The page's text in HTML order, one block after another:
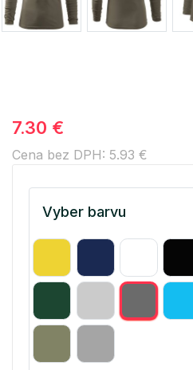
7.30 €
Cena bez DPH: 5.93 €
Vyber barvu